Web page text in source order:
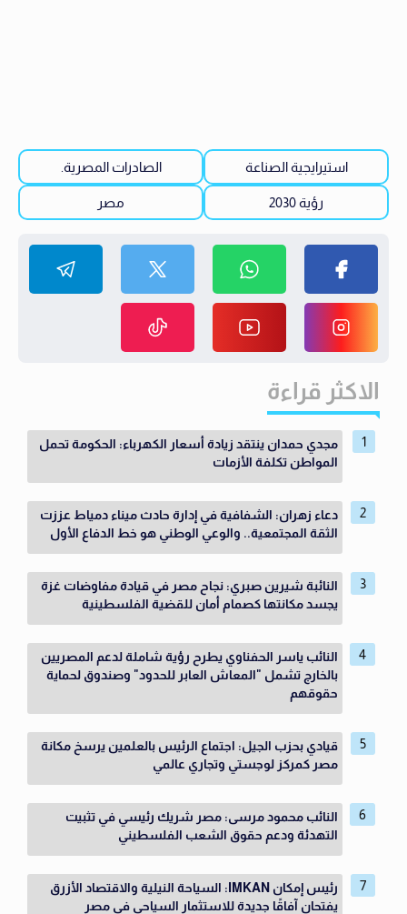
استيرايجية الصناعة الصادرات المصرية.
رؤية 2030 مصر
الاكثر قراءة
مجدي حمدان ينتقد زيادة أسعار الكهرباء: الحكومة تحمل
المواطن تكلفة الأزمات
دعاء زهران: الشفافية في إدارة حادث ميناء دمياط عززت
الثقة المجتمعية.. والوعي الوطني هو خط الدفاع الأول
النائبة شيرين صبري: نجاح مصر في قيادة مفاوضات غزة
يجسد مكانتها كصمام أمان للقضية الفلسطينية
النائب ياسر الحفناوي يطرح رؤية شاملة لدعم المصريين
بالخارج تشمل "المعاش العابر للحدود" وصندوق لحماية
حقوقهم
قيادي بحزب الجيل: اجتماع الرئيس بالعلمين يرسخ مكانة
مصر كمركز لوجستي وتجاري عالمي
النائب محمود مرسى: مصر شريك رئيسي في تثبيت
التهدئة ودعم حقوق الشعب الفلسطيني
رئيس إمكان IMKAN: السياحة النيلية والاقتصاد الأزرق
يفتحان آفاقًا جديدة للاستثمار السياحي في مصر